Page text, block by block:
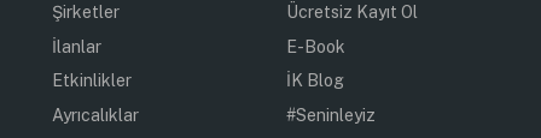
Şirketler
İlanlar
Etkinlikler
Ayrıcalıklar
Ücretsiz Kayıt Ol
E-Book
İK Blog
#Seninleyiz